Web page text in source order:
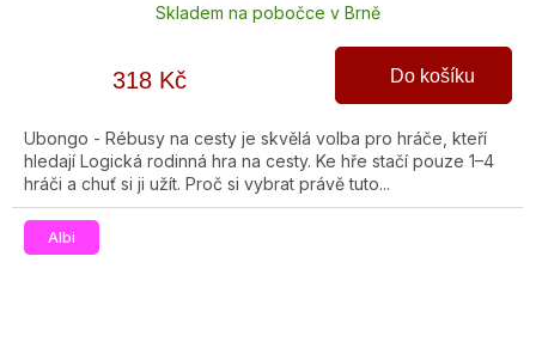
Skladem na pobočce v Brně
318 Kč Do košíku
Ubongo - Rébusy na cesty je skvělá volba pro hráče, kteří
hledají Logická rodinná hra na cesty. Ke hře stačí pouze 1–4
hráči a chuť si ji užít. Proč si vybrat právě tuto...
Albi